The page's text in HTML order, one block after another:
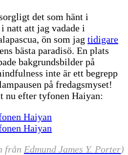
det som hänt i
natt att jag vadade i
ön som jag tidigare
bästa paradisö. En plats
bakgrundsbilder på
inte är ett begrepp
på fredagsmyset!
nu efter tyfonen Haiyan:
från Edmund James Y. Porter)